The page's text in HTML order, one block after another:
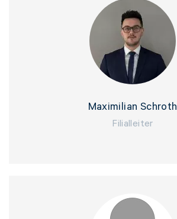
Maximilian Schroth
Filialleiter